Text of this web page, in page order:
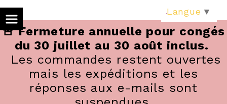
🚨 Fermeture annuelle pour congés
du 30 juillet au 30 août inclus.
Les commandes restent ouvertes
mais les expéditions et les
réponses aux e-mails sont
Langue ▼